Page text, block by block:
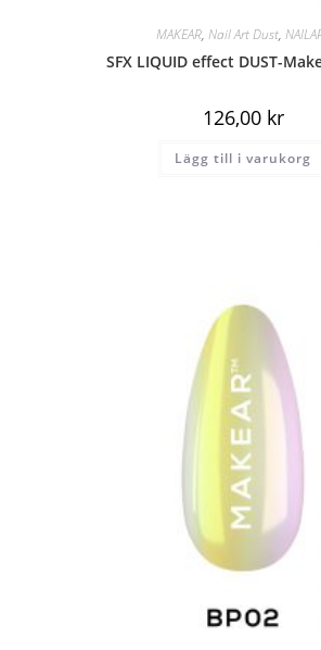
MAKEAR, Nail Art Dust,
SFX LIQUID effect DUST-
126,00 kr
Lägg till i varukorg